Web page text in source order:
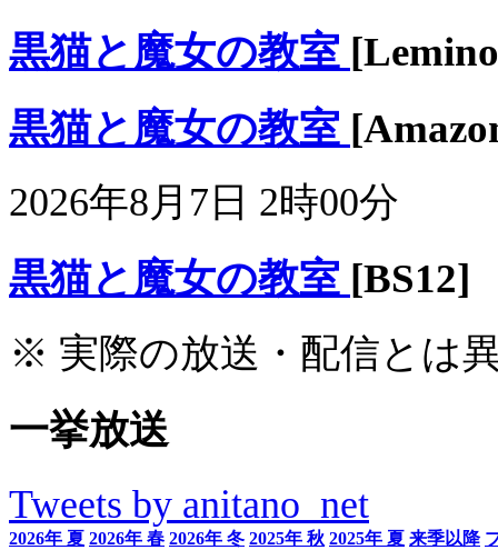
黒猫と魔女の教室
黒猫と魔女の教室
2026年8月7日 2時00分
黒猫と魔女の教室 [BS12]
※ 実際の放送・配信とは
一挙放送
Tweets by anitano_net
2026年 夏 2026年 春 2026年 冬 2025年 秋 2025年 夏 来季以降